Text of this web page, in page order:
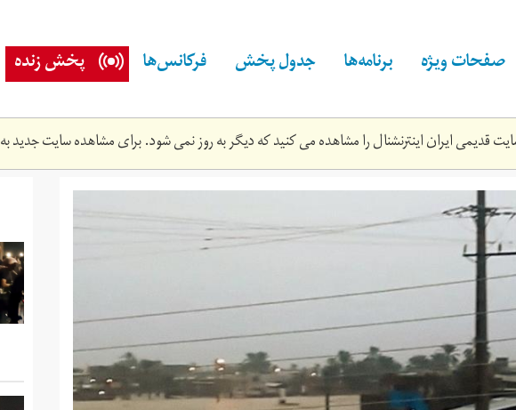
صفحات ویژه برنامه‌ها جدول پخش فرکانس‌ها پخش زنده
قدیمی ایران اینترنشنال را مشاهده می کنید که دیگر به روز نمی شود. برای مشاهده سایت جدید به